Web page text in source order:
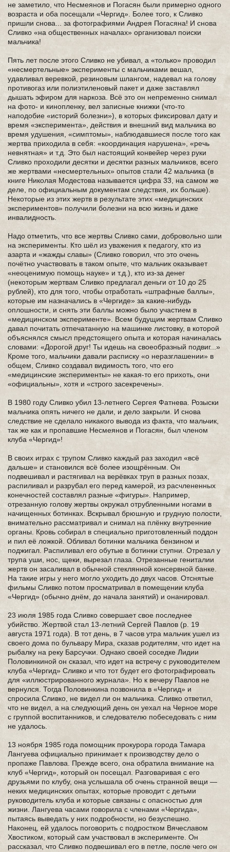
не заметило, что Несмеянов и Погасян были примерно одного
возраста и оба посещали «Чергид». Более того, к Сливко
пришли снова... за фотографиями Андрея Погасяна! И снова
Сливко «на общественных началах» организовал поиски
мальчика!
Пять лет после этого Сливко не убивал, а «только» проводил
«несмертельные» эксперименты с мальчиками вешал,
удавливал веревкой, резиновым шлангом, надевал на голову
противогаз или полиэтиленовый пакет и даже заставлял
дышать эфиром для наркоза. Всё это он непременно снимал
на фото- и кинопленку, вел записные книжки (что-то
наподобие «историй болезни»), в которых фиксировал дату и
время «эксперимента», действия и внешний вид мальчика во
время удушения, «симптомы», наблюдавшиеся после того как
жертва приходила в себя: «координация нарушена», «речь
невнятная» и т.д. Это был настоящий конвейер через руки
Сливко проходили десятки и десятки разных мальчиков, всего
же жертвами «несмертельных» опытов стали 42 мальчика (в
книге Николая Модестова называется цифра 33, на самом же
деле, по официальным документам следствия, их больше).
Некоторые из этих жертв в результате этих «медицинских
экспериментов» получили болезни на всю жизнь и даже
инвалидность.
Надо отметить, что все жертвы Сливко сами, добровольно шли
на эксперименты. Кто шёл из уважения к педагогу, кто из
азарта и «жажды славы» (Сливко говорил, что это очень
почётно участвовать в таком опыте, что мальчик оказывает
«неоценимую помощь науке» и т.д.), кто из-за денег
(некоторым жертвам Сливко предлагал деньги от 10 до 25
рублей), кто для того, чтобы отработать «штрафные баллы»,
которые им назначались в «Чергиде» за какие-нибудь
оплошности, и снять эти баллы можно было участием в
«медицинском эксперименте». Всем будущим жертвам Сливко
давал почитать отпечатанную на машинке листовку, в которой
объяснялся смысл предстоящего опыта и которая начиналась
словами: «Дорогой друг! Ты идешь на своеобразный подвиг...»
Кроме того, мальчики давали расписку «о неразглашении» в
общем, Сливко создавал видимость того, что его
«медицинские эксперименты» не какая-то его прихоть, они
«официальны», хотя и «строго засекречены».
В 1980 году Сливко убил 13-летнего Сергея Фатнева. Розыски
мальчика опять ничего не дали, и дело закрыли. И снова
следствие не сделало никакого вывода из факта, что мальчик,
так же как и пропавшие Несмеянов и Погасян, был членом
клуба «Чергид»!
В своих играх с трупом Сливко каждый раз заходил «всё
дальше» и становился всё более изощрённым. Он
подвешивал и растягивал на верёвках труп в разных позах,
распиливал и разрубал его перед камерой, из расчлененных
конечностей составлял разные «фигуры». Например,
отрезанную голову жертвы окружал отрубленными ногами в
начищенных ботинках. Вскрывал брюшную и грудную полости,
внимательно рассматривал и снимал на плёнку внутренние
органы. Кровь собирал в специально приготовленный поддон
и пил её ложкой. Обливал ботинки мальчика бензином и
поджигал. Распиливал его обутые в ботинки ступни. Отрезал у
трупа уши, нос, щеки, вырезал глаза. Отрезанные гениталии
жертв он засаливал в обычной стеклянной консервной банке.
На такие игры у него могло уходить до двух часов. Отснятые
фильмы Сливко потом просматривал в помещении клуба
«Чергид» (обычно днём, до начала занятий) и онанировал.
23 июля 1985 года Сливко совершает свое последнее
убийство. Жертвой стал 13-летний Сергей Павлов (р. 19
августа 1971 года). В тот день, в 7 часов утра мальчик ушел из
своего дома по бульвару Мира, сказав родителям, что идет на
рыбалку на реку Барсучки. Однако своей соседке Лидии
Половинкиной он сказал, что идет на встречу с руководителем
клуба «Чергид» Сливко и что тот будет его фотографировать
для «иллюстрированного журнала». Но к вечеру Павлов не
вернулся. Тогда Половинкина позвонила в «Чергид» и
спросила Сливко, не видел ли он мальчика. Сливко ответил,
что не видел, а на следующий день он уехал на Черное море
с группой воспитанников, и следователю побеседовать с ним
не удалось.
13 ноября 1985 года помощник прокурора города Тамара
Лангуева официально принимает к производству дело о
пропаже Павлова. Прежде всего, она обратила внимание на
клуб «Чергид», который он посещал. Разговаривая с его
друзьями по клубу, она услышала об очень странной вещи ―
неких медицинских опытах, которые проводит с детьми
руководитель клуба и которые связаны с опасностью для
жизни. Лангуева часами говорила с членами «Чергида»,
пытаясь выведать у них подробности, но безуспешно.
Наконец, ей удалось поговорить с подростком Вячеславом
Хвостиком, который сам участвовал в эксперименте. Он
рассказал, что Сливко подвешивал его в петле, после чего он